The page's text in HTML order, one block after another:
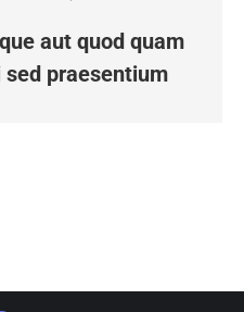
aut quod quam
praesentium